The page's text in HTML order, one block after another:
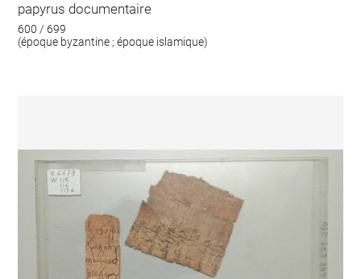
papyrus documentaire
600 / 699
(époque byzantine ; époque islamique)